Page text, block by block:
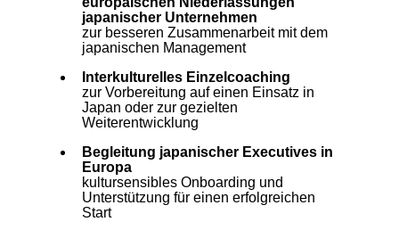
japanischer Unternehmen
zur besseren Zusammenarbeit mit dem
japanischen Management
Interkulturelles Einzelcoaching
zur Vorbereitung auf einen Einsatz in
Japan oder zur gezielten
Weiterentwicklung
Begleitung japanischer Executives in
Europa
kultursensibles Onboarding und
Unterstützung für einen erfolgreichen
Start